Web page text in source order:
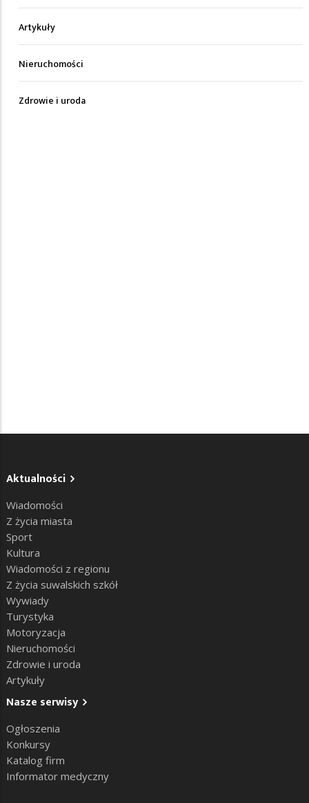
Artykuły
Nieruchomości
Zdrowie i uroda
Aktualności
Wiadomości
Z życia miasta
Sport
Kultura
Wiadomości z regionu
Z życia suwalskich szkół
Wywiady
Turystyka
Motoryzacja
Nieruchomości
Zdrowie i uroda
Artykuły
Nasze serwisy
Ogłoszenia
Konkursy
Katalog firm
Informator medyczny